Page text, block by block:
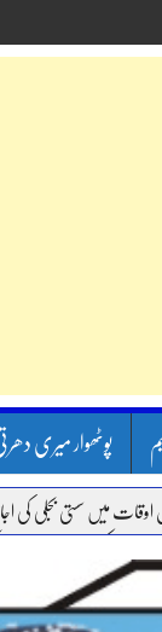
پوٹھوار میری
میں سستی بجلی کی
سے غائب پولیس اہلکاروں کیخلاف سخت
سیدہ زینب حسین کی